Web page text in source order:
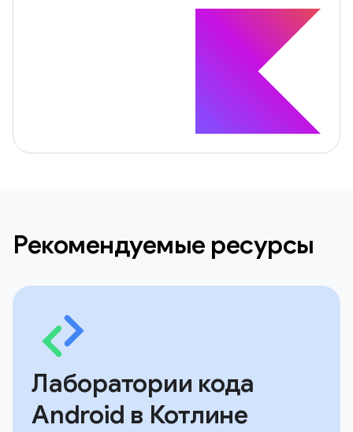
Рекомендуемые ресурсы
Лаборатории кода
Android в Котлине